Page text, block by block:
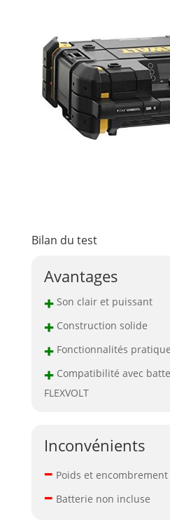
Bilan du test
Avantages
+Son clair et puissant
+Construction solide
+Fonctionnalités
+Compatibilité avec
FLEXVOLT
Inconvénients
– Poids et encombrement
– Batterie non incluse